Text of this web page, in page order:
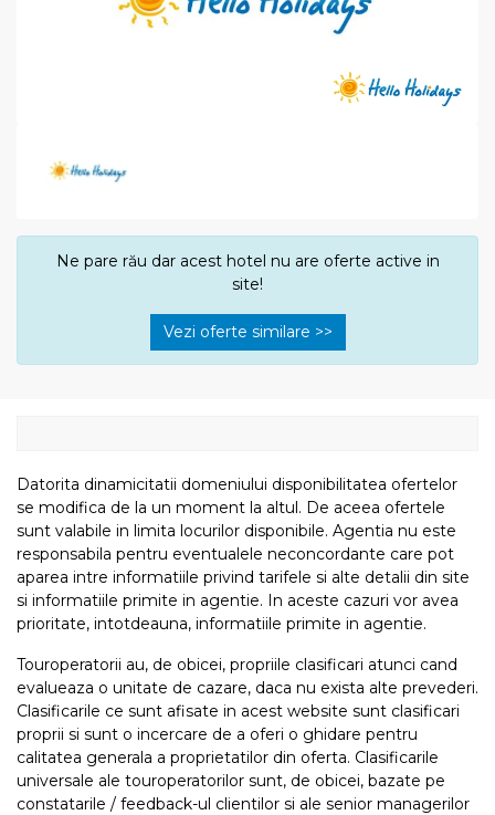
Ne pare rău dar acest hotel nu are oferte active in
site!
Vezi oferte similare >>
Datorita dinamicitatii domeniului disponibilitatea ofertelor
se modifica de la un moment la altul. De aceea ofertele
sunt valabile in limita locurilor disponibile. Agentia nu este
responsabila pentru eventualele neconcordante care pot
aparea intre informatiile privind tarifele si alte detalii din site
si informatiile primite in agentie. In aceste cazuri vor avea
prioritate, intotdeauna, informatiile primite in agentie.
Touroperatorii au, de obicei, propriile clasificari atunci cand
evalueaza o unitate de cazare, daca nu exista alte prevederi.
Clasificarile ce sunt afisate in acest website sunt clasificari
proprii si sunt o incercare de a oferi o ghidare pentru
calitatea generala a proprietatilor din oferta. Clasificarile
universale ale touroperatorilor sunt, de obicei, bazate pe
constatarile / feedback-ul clientilor si ale senior managerilor